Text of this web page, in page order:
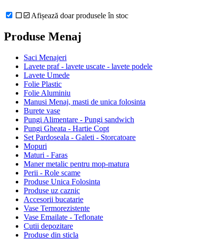
Afișează doar produsele în stoc
Produse Menaj
Saci Menajeri
Lavete praf - lavete uscate - lavete podele
Lavete Umede
Folie Plastic
Folie Aluminiu
Manusi Menaj, masti de unica folosinta
Burete vase
Pungi Alimentare - Pungi sandwich
Pungi Gheata - Hartie Copt
Set Pardoseala - Galeti - Storcatoare
Mopuri
Maturi - Faras
Maner metalic pentru mop-matura
Perii - Role scame
Produse Unica Folosinta
Produse uz caznic
Accesorii bucatarie
Vase Termorezistente
Vase Emailate - Teflonate
Cutii depozitare
Produse din sticla